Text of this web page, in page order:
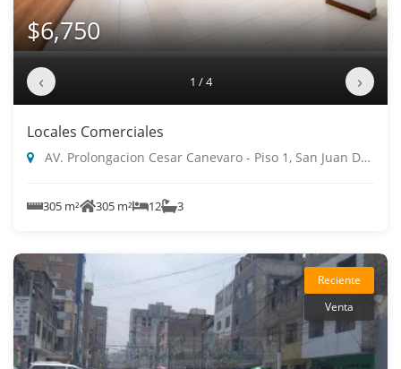
$6,750
‹ 1 / 4 ›
Locales Comerciales
AV. Prolongacion Cesar Canevaro - Piso 1, San Juan De Miraflores
305 m² 305 m² 12 3
Reciente
Venta